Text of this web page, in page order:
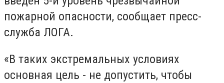
пожарной опасности, сообщает пресс-
служба ЛОГА.
«В таких экстремальных условиях
основная цель - не допустить, чтобы